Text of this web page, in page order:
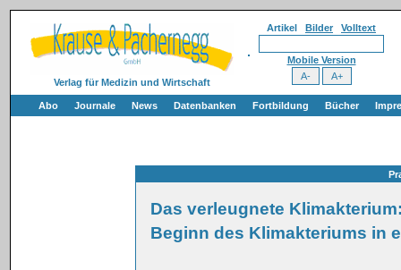
Verlag für Medizin und Wirtschaft
Artikel Bilder Volltext
Mobile Version
Abo Journale News Datenbanken Fortbildung Bücher
Das verleugnete
Beginn des Klimakteriums in